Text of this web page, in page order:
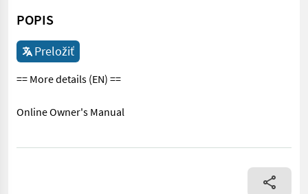
POPIS
Preložiť
== More details (EN) ==
Online Owner's Manual
== More details (EN) == Online Owner's Manual